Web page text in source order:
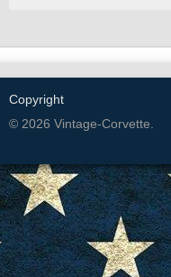
Copyright
© 2026 Vintage-Corvette.